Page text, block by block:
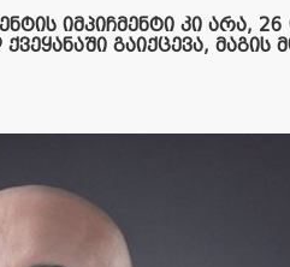
იმპიჩმენტი კი არა,
გაიქცევა, მაგის